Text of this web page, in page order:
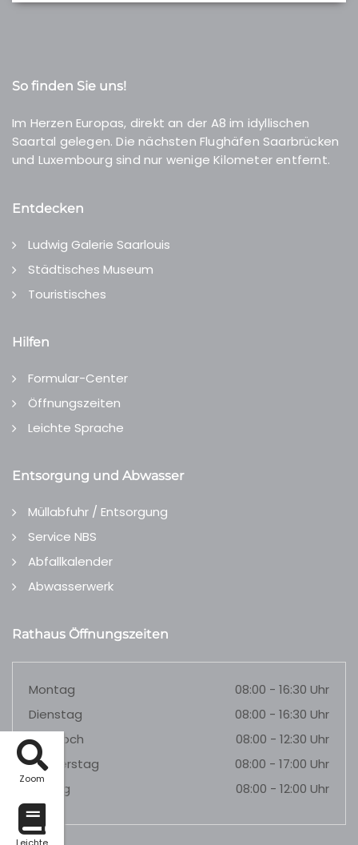
Zoom
So finden Sie uns!
Im Herzen Europas, direkt an der A8 im idyllischen
Saartal gelegen. Die nächsten Flughäfen Saarbrücken
und Luxembourg sind nur wenige Kilometer entfernt.
Entdecken
Ludwig Galerie Saarlouis
Städtisches Museum
Touristisches
Hilfen
Formular-Center
Öffnungszeiten
Leichte Sprache
Entsorgung und Abwasser
Müllabfuhr / Entsorgung
Service NBS
Abfallkalender
Abwasserwerk
Rathaus Öffnungszeiten
Montag
08:00 - 16:30 Uhr
Dienstag
08:00 - 16:30 Uhr
Mittwoch
08:00 - 12:30 Uhr
Donnerstag
08:00 - 17:00 Uhr
Freitag
08:00 - 12:00 Uhr